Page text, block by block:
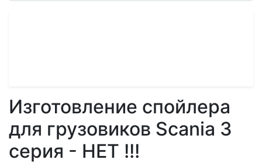
Изготовление спойлера
для грузовиков Scania 3
серия - НЕТ !!!